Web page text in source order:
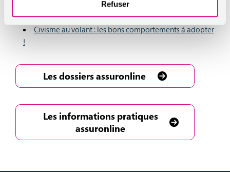
Refuser
Civisme au volant : les bons comportements à adopter
!
Les dossiers assuronline
Les informations pratiques
assuronline